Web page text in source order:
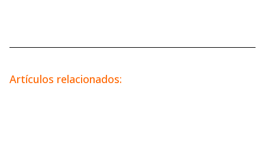
Artículos relacionados: